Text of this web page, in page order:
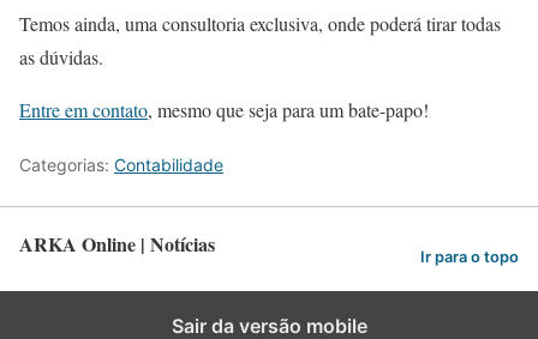
Temos ainda, uma consultoria exclusiva, onde poderá tirar todas
as dúvidas.
Entre em contato, mesmo que seja para um bate-papo!
Categorias: Contabilidade
ARKA Online | Notícias Ir para o topo
Sair da versão mobile